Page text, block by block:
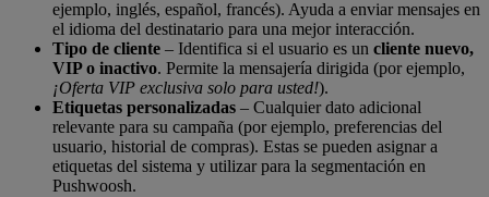
ejemplo, inglés, español, francés). Ayuda a enviar mensajes en
el idioma del destinatario para una mejor interacción.
Tipo de cliente – Identifica si el usuario es un cliente nuevo,
VIP o inactivo. Permite la mensajería dirigida (por ejemplo,
¡Oferta VIP exclusiva solo para usted!).
Etiquetas personalizadas – Cualquier dato adicional
relevante para su campaña (por ejemplo, preferencias del
usuario, historial de compras). Estas se pueden asignar a
etiquetas del sistema y utilizar para la segmentación en
Pushwoosh.